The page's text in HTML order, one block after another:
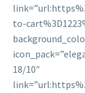
to-
18/10″